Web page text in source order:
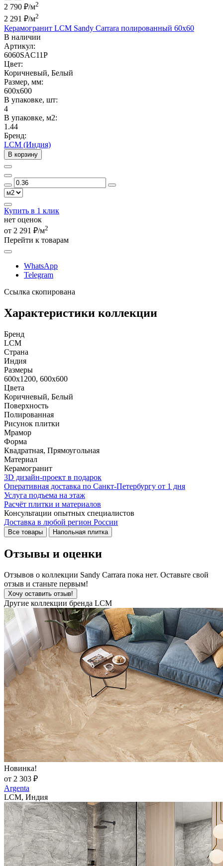
2 790 ₽/м2
2 291 ₽/м2
Керамогранит LCM Sandy Carrara полированный 60x60
В наличии
Артикул:
6060SAC11P
Цвет:
Коричневый, Белый
Размер, мм:
600x600
В упаковке, шт:
4
В упаковке, м2:
1.44
Бренд:
LCM (Индия)
В корзину
Купить в 1 клик
нет оценок
от 2 291 ₽/м2
Перейти к товарам
WhatsApp
Telegram
Ссылка скопирована
Характеристики коллекции
Бренд
LCM
Страна
Индия
Размеры
600x1200, 600x600
Цвета
Коричневый, Белый
Поверхность
Полированная
Рисунок плитки
Мрамор
Форма
Квадратная, Прямоугольная
Материал
Керамогранит
3D дизайн-проект в подарок
Оперативная доставка по Санкт-Петербургу от 1 дня
Услуга подъема на этаж
Расчёт плитки и материалов
Консультации опытных специалистов
Доставка в любой регион России
Все товары Напольная плитка
Отзывы и оценки
Отзывов о коллекции Sandy Carrara пока нет. Оставьте свой
отзыв и станьте первым!
Хочу оставить отзыв!
Другие коллекции бренда LCM
Новинка!
от 2 303 ₽
Argenta
LCM, Индия